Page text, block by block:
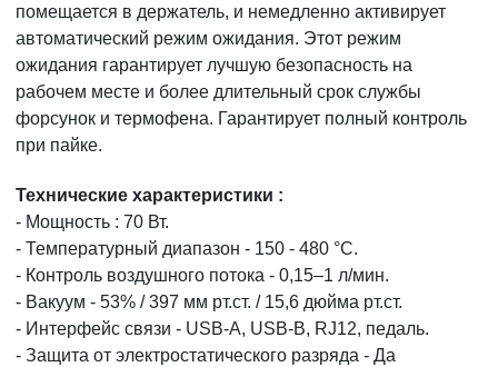
помещается в держатель, и немедленно активирует
автоматический режим ожидания. Этот режим
ожидания гарантирует лучшую безопасность на
рабочем месте и более длительный срок службы
форсунок и термофена. Гарантирует полный контроль
при пайке.
Технические характеристики :
- Мощность : 70 Вт.
- Температурный диапазон - 150 - 480 °C.
- Контроль воздушного потока - 0,15–1 л/мин.
- Вакуум - 53% / 397 мм рт.ст. / 15,6 дюйма рт.ст.
- Интерфейс связи - USB-A, USB-B, RJ12, педаль.
- Защита от электростатического разряда - Да